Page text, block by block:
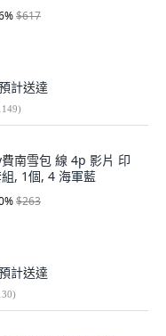
%$617
計送達
)
南雪包 線 4p 影片 印
, 1個, 4 海軍藍
%$263
計送達
)